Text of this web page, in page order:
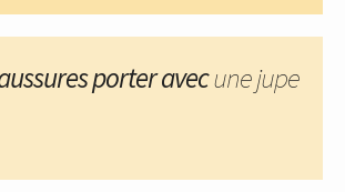
porter avecune jupe